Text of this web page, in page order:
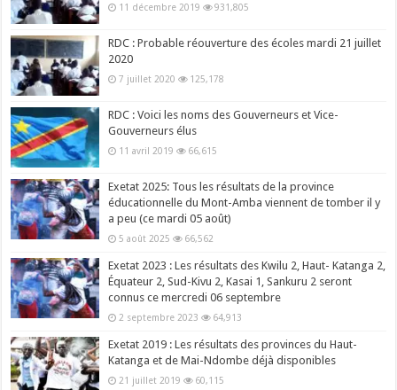
11 décembre 2019 931,805
RDC : Probable réouverture des écoles mardi 21 juillet
2020
7 juillet 2020 125,178
RDC : Voici les noms des Gouverneurs et Vice-
Gouverneurs élus
11 avril 2019 66,615
Exetat 2025: Tous les résultats de la province
éducationnelle du Mont-Amba viennent de tomber il y
a peu (ce mardi 05 août)
5 août 2025 66,562
Exetat 2023 : Les résultats des Kwilu 2, Haut- Katanga 2,
Équateur 2, Sud-Kivu 2, Kasai 1, Sankuru 2 seront
connus ce mercredi 06 septembre
2 septembre 2023 64,913
Exetat 2019 : Les résultats des provinces du Haut-
Katanga et de Mai-Ndombe déjà disponibles
21 juillet 2019 60,115